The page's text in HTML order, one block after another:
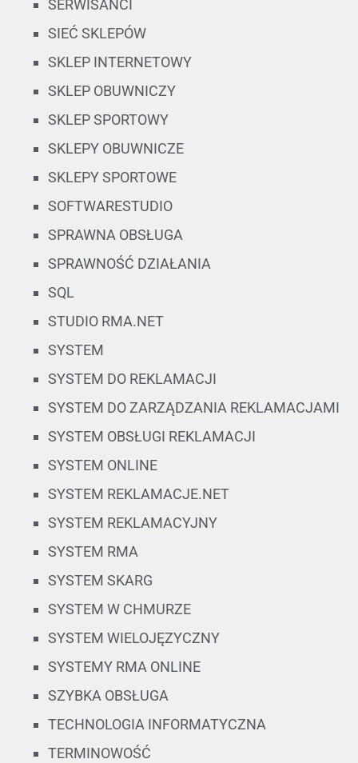
SERWISANCI
SIEĆ SKLEPÓW
SKLEP INTERNETOWY
SKLEP OBUWNICZY
SKLEP SPORTOWY
SKLEPY OBUWNICZE
SKLEPY SPORTOWE
SOFTWARESTUDIO
SPRAWNA OBSŁUGA
SPRAWNOŚĆ DZIAŁANIA
SQL
STUDIO RMA.NET
SYSTEM
SYSTEM DO REKLAMACJI
SYSTEM DO ZARZĄDZANIA REKLAMACJAMI
SYSTEM OBSŁUGI REKLAMACJI
SYSTEM ONLINE
SYSTEM REKLAMACJE.NET
SYSTEM REKLAMACYJNY
SYSTEM RMA
SYSTEM SKARG
SYSTEM W CHMURZE
SYSTEM WIELOJĘZYCZNY
SYSTEMY RMA ONLINE
SZYBKA OBSŁUGA
TECHNOLOGIA INFORMATYCZNA
TERMINOWOŚĆ